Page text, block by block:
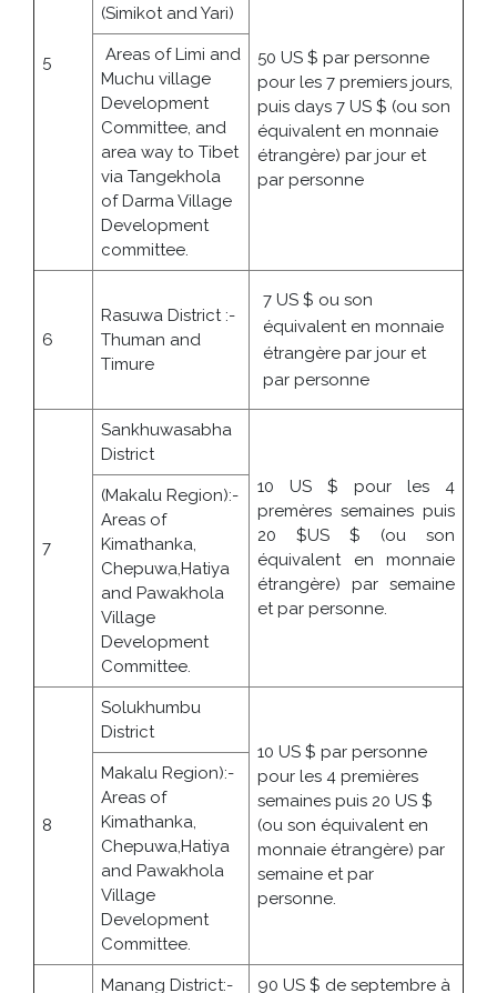
5
(Simikot and Yari)
50 US $ par personne
pour les 7 premiers jours,
puis days 7 US $ (ou son
équivalent en monnaie
étrangère) par jour et
par personne
Areas of Limi and
Muchu village
Development
Committee, and
area way to Tibet
via Tangekhola
of Darma Village
Development
committee.
6
Rasuwa District :-
Thuman and
Timure
7 US $ ou son
équivalent en monnaie
étrangère par jour et
par personne
7
Sankhuwasabha
District
10 US $ pour les 4
premères semaines puis
20 $US $ (ou son
équivalent en monnaie
étrangère) par semaine
et par personne.
(Makalu Region):-
Areas of
Kimathanka,
Chepuwa,Hatiya
and Pawakhola
Village
Development
Committee.
8
Solukhumbu
District
10 US $ par personne
pour les 4 premières
semaines puis 20 US $
(ou son équivalent en
monnaie étrangère) par
semaine et par
personne.
Makalu Region):-
Areas of
Kimathanka,
Chepuwa,Hatiya
and Pawakhola
Village
Development
Committee.
Manang District:- 90 US $ de septembre à